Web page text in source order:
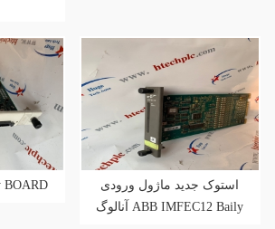
BOARD
استوک جدید ماژول ورودی
آنالوگ ABB IMFEC12 Baily